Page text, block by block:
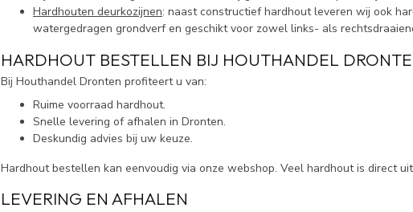
Hardhouten deurkozijnen: naast constructief hardhout leveren wij ook
watergedragen grondverf en geschikt voor zowel links- als
HARDHOUT BESTELLEN BIJ HOUTHANDEL
Bij Houthandel Dronten profiteert u van:
Ruime voorraad hardhout.
Snelle levering of afhalen in Dronten.
Deskundig advies bij uw keuze.
Hardhout bestellen kan eenvoudig via onze webshop. Veel hardhout is direct
LEVERING EN AFHALEN